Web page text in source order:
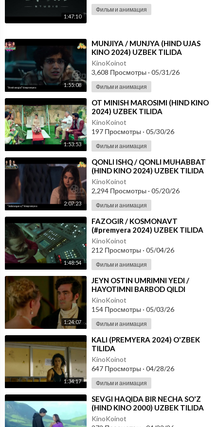
1:47:10
Фильм и анимация
1:55:08
⁣MUNJIYA / MUNJYA (HIND UJAS
KINO 2024) UZBEK TILIDA
KinoKoinot
3,608 Просмотры · 05/31/26
Фильм и анимация
1:53:53
⁣OT MINISH MAROSIMI (HIND KINO
2024) UZBEK TILIDA
KinoKoinot
197 Просмотры · 05/30/26
Фильм и анимация
2:07:23
⁣QONLI ISHQ / QONLI MUHABBAT
(HIND KINO 2024) UZBEK TILIDA
KinoKoinot
2,294 Просмотры · 05/20/26
Фильм и анимация
1:48:54
⁣FAZOGIR / KOSMONAVT
(#premyera 2024) UZBEK TILIDA
KinoKoinot
212 Просмотры · 05/04/26
Фильм и анимация
1:24:07
⁣JEYN OSTIN UMRIMNI YEDI /
HAYOTIMNI BARBOD QILDI
(#premyera 2024) OZBEK TILIDA
KinoKoinot
154 Просмотры · 05/03/26
Фильм и анимация
1:34:17
⁣KALI (PREMYERA 2024) O'ZBEK
TILIDA
KinoKoinot
647 Просмотры · 04/28/26
Фильм и анимация
⁣SEVGI HAQIDA BIR NECHA SO'Z
(HIND KINO 2000) UZBEK TILIDA
KinoKoinot